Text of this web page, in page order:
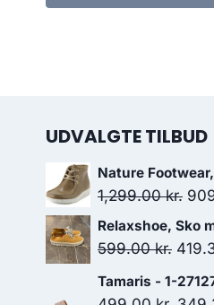
UDVALGTE TILBUD
Nature
1,299.00kr. Den
pris
Relaxshoe, Sko
599.00kr. Den
pris
Tamaris - 1-